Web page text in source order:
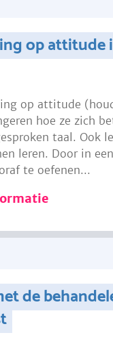
op attitude
op attitude
hoe ze zich
taal. Ook
leren. Door in
te oefenen...
de